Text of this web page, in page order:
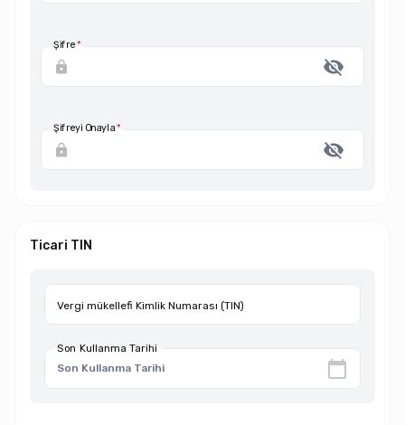
Şifre*
Şifreyi Onayla*
Ticari TIN
Vergi mükellefi Kimlik Numarası (TIN)
Son Kullanma Tarihi